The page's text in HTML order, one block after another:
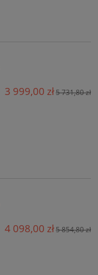
3 999,00 zł5 731,80 zł
4 098,00 zł5 854,80 zł